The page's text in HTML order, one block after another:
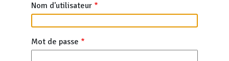
Nom d'utilisateur
Mot de passe